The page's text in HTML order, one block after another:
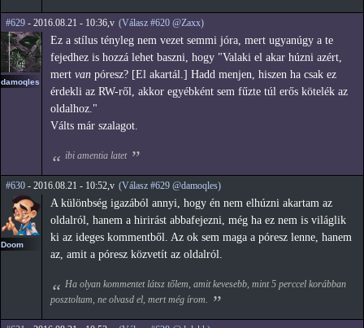
#629 - 2016.08.21 - 10:36,v (Válasz #620 @Zaxx)
damoqles
Ez a stílus tényleg nem vezet semmi jóra, mert ugyanúgy a te
fejedhez is hozzá lehet baszni, hogy "Valaki el akar húzni azért,
mert van póresz? [El akartál.] Hadd menjen, hiszen ha csak ez
érdekli az RW-ről, akkor egyébként sem fűzte túl erős kötelék az
oldalhoz."
Válts már szalagot.
ibi amentia latet
#630 - 2016.08.21 - 10:52,v (Válasz #629 @damoqles)
Doom
A különbség igazából annyi, hogy én nem elhúzni akartam az
oldalról, hanem a hirirást abbafejezni, még ha ez nem is világlik
ki az ideges kommentből. Az ok sem maga a póresz lenne, hanem
az, amit a póresz közvetít az oldalról.
Ha olyan kommentet látsz tőlem, amit kevesebb, mint 5 perccel korábban
posztoltam, ne olvasd el, mert még írom.